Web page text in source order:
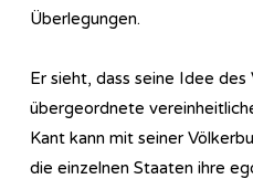
Überlegungen.
Er sieht, dass seine Idee
übergeordnete
Kant kann mit seiner
die einzelnen Staaten ihre